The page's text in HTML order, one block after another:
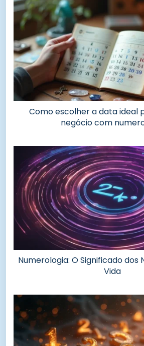
Como escolher a data ideal
negócio com
Numerologia: O Significado dos
Vida